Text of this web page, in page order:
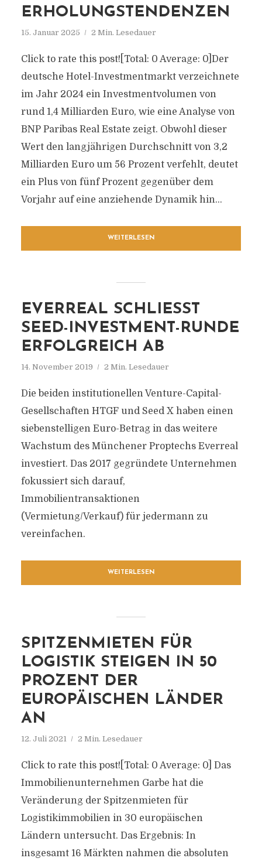
ERHOLUNGSTENDENZEN
15. Januar 2025 2 Min. Lesedauer
Click to rate this post![Total: 0 Average: 0]Der
deutsche Hotel-Investmentmarkt verzeichnete
im Jahr 2024 ein Investmentvolumen von
rund 1,4 Milliarden Euro, wie eine Analyse von
BNP Paribas Real Estate zeigt. Obwohl dieser
Wert den langjährigen Durchschnitt von 3,2
Milliarden Euro um 56 Prozent verfehlt, deutet
ein Plus von fünf Prozent gegenüber dem
Vorjahr auf eine anziehende Dynamik hin...
WEITERLESEN
EVERREAL SCHLIESST S
EED-INVESTMENT-RUNDE E
RFOLGREICH AB
14. November 2019 2 Min. Lesedauer
Die beiden institutionellen Venture-Capital-
Gesellschaften HTGF und Seed X haben einen
siebenstelligen Euro-Betrag in das weitere
Wachstum des Münchener Proptechs Everreal
investiert. Das 2017 gegründete Unternehmen
fokussiert sich darauf,
Immobilientransaktionen
(Vermietung/Verkauf) für jedermann zu
vereinfachen.
WEITERLESEN
SPITZENMIETEN FÜR
LOGISTIK STEIGEN IN 50
PROZENT DER
EUROPÄISCHEN LÄNDER
AN
12. Juli 2021 2 Min. Lesedauer
Click to rate this post![Total: 0 Average: 0] Das
Immobilienunternehmen Garbe hat die
Veränderung der Spitzenmieten für
Logistikimmobilien in 30 europäischen
Ländern untersucht. Das Ergebnis: In
insgesamt 16 Märkten nahmen die absoluten